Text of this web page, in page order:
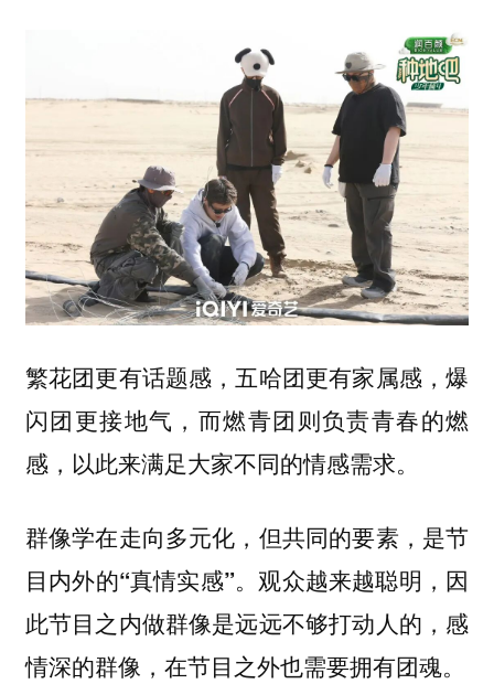
繁花团更有话题感，五哈团更有家属感，爆
闪团更接地气，而燃青团则负责青春的燃
感，以此来满足大家不同的情感需求。
群像学在走向多元化，但共同的要素，是节
目内外的“真情实感”。观众越来越聪明，因
此节目之内做群像是远远不够打动人的，感
情深的群像，在节目之外也需要拥有团魂。